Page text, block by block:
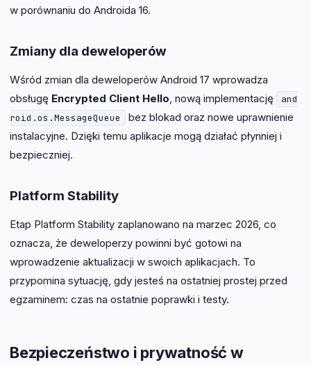
w porównaniu do Androida 16.
Zmiany dla deweloperów
Wśród zmian dla deweloperów Android 17 wprowadza
obsługę Encrypted Client Hello, nową implementację
and
roid.os.MessageQueue
bez blokad oraz nowe uprawnienie
instalacyjne. Dzięki temu aplikacje mogą działać płynniej i
bezpieczniej.
Platform Stability
Etap Platform Stability zaplanowano na marzec 2026, co
oznacza, że deweloperzy powinni być gotowi na
wprowadzenie aktualizacji w swoich aplikacjach. To
przypomina sytuację, gdy jesteś na ostatniej prostej przed
egzaminem: czas na ostatnie poprawki i testy.
Bezpieczeństwo i prywatność w